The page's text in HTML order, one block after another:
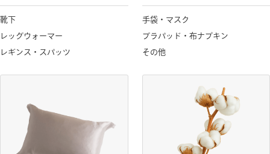
靴下
レッグウォーマー
レギンス・スパッツ
手袋・マスク
ブラパッド・布ナプキン
その他